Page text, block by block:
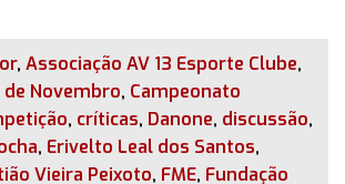
, Associação AV 13 Esporte Clube,
de Novembro, Campeonato
, críticas, Danone, discussão,
, Erivelto Leal dos Santos,
Vieira Peixoto, FME, Fundação